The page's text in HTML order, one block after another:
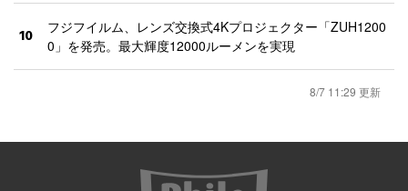
10
フジフイルム、レンズ交換式4Kプロジェクター「ZUH1200
0」を発売。最大輝度12000ルーメンを実現
8/7 11:29 更新